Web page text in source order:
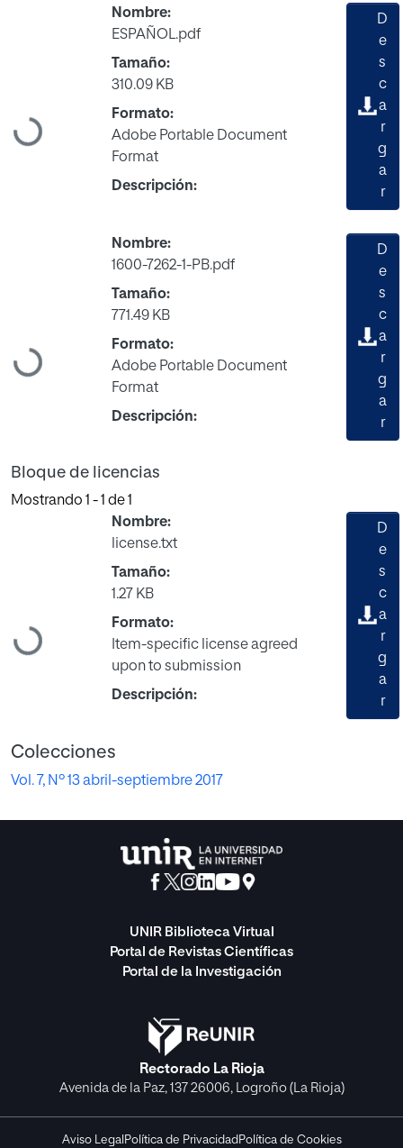
Cargando...
Nombre:
ESPAÑOL.pdf
Tamaño:
310.09 KB
Formato:
Adobe Portable Document
Format
Descripción:
D
e
s
c
a
r
g
a
r
Cargando...
Nombre:
1600-7262-1-PB.pdf
Tamaño:
771.49 KB
Formato:
Adobe Portable Document
Format
Descripción:
D
e
s
c
a
r
g
a
r
Bloque de licencias
Mostrando 1 - 1 de 1
Cargando...
Nombre:
license.txt
Tamaño:
1.27 KB
Formato:
Item-specific license agreed
upon to submission
Descripción:
D
e
s
c
a
r
g
a
r
Colecciones
Vol. 7, Nº 13 abril-septiembre 2017
UNIR Biblioteca Virtual
Portal de Revistas Científicas
Portal de la Investigación
Rectorado La Rioja
Avenida de la Paz, 137 26006, Logroño (La Rioja)
Aviso Legal Política de Privacidad Política de Cookies